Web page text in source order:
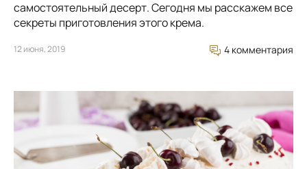
самостоятельный десерт. Сегодня мы расскажем все
секреты приготовления этого крема.
12 июня, 2019 4 комментария